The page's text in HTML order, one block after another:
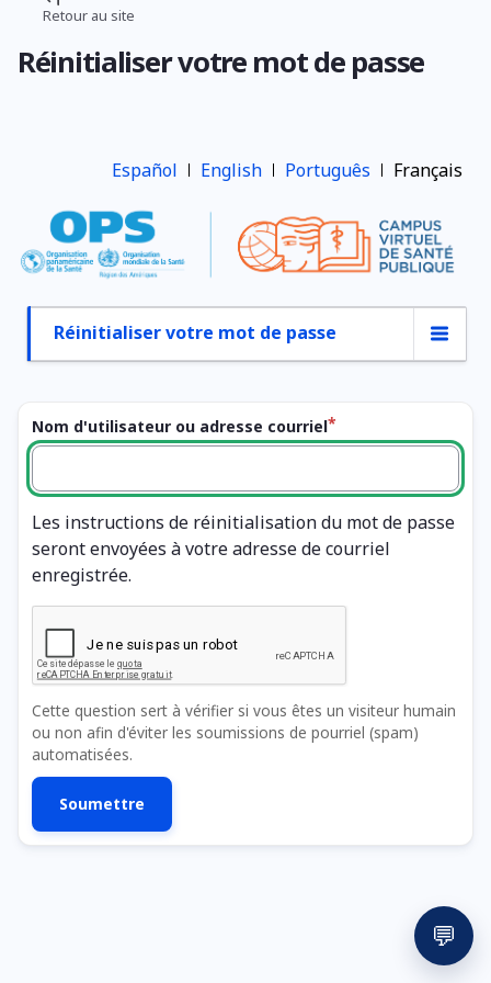
Aller
contenu
d'Ariane
Retour au site
Réinitialiser votre mot de passe
Español English Português Français
Onglets
Réinitialiser votre mot de passe
Nom d'utilisateur ou adresse courriel
Les instructions de réinitialisation du mot de passe
seront envoyées à votre adresse de courriel
enregistrée.
Cette question sert à vérifier si vous êtes un visiteur humain
ou non afin d'éviter les soumissions de pourriel (spam)
automatisées.
💬